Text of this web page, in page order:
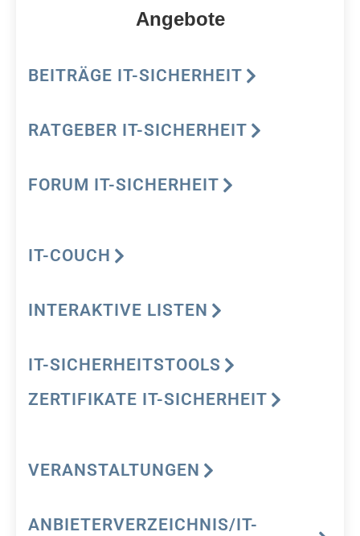
Angebote
BEITRÄGE IT-SICHERHEIT
RATGEBER IT-SICHERHEIT
FORUM IT-SICHERHEIT
IT-COUCH
INTERAKTIVE LISTEN
IT-SICHERHEITSTOOLS
ZERTIFIKATE IT-SICHERHEIT
VERANSTALTUNGEN
ANBIETERVERZEICHNIS/IT-